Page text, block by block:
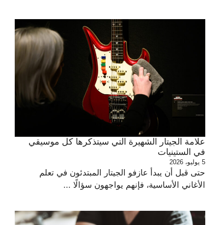
علامة الجيتار الشهيرة التي سيتذكرها كل موسيقي
في الستينيات
5 يوليو، 2026
حتى قبل أن يبدأ عازفو الجيتار المبتدئون في تعلم
الأغاني الأساسية، فإنهم يواجهون سؤالًا ...